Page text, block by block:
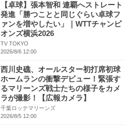
【卓球】張本智和 連覇へストレート
発進「勝つことと同じぐらい卓球フ
ァンを増やしたい」｜WTTチャンピ
オンズ横浜2026
TV TOKYO
2026/8/6 12:00
西川史礁、オールスター初打席初球
ホームランの衝撃デビュー！緊張す
るマリーンズ戦士たちの様子をカメ
ラが撮影！【広報カメラ】
千葉ロッテマリーンズ
2026/8/5 12:00